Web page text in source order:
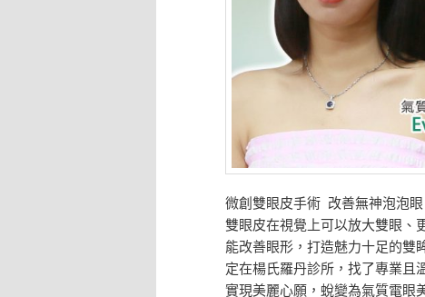
微創雙眼皮手術 改善無神泡泡眼
雙眼皮在視覺上可以放大雙眼、
能改善眼形，打造魅力十足的雙
定在楊氏羅丹診所，找了專業且
實現美麗心願，蛻變為氣質電眼